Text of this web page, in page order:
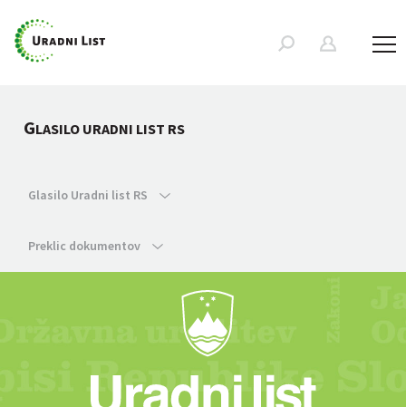
GLASILO URADNI LIST RS
Glasilo Uradni list RS
Preklic dokumentov